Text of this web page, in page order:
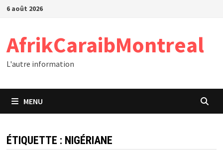
Passer
6 août 2026
AfrikCaraibMontreal
L'autre information
MENU
ÉTIQUETTE : NIGÉRIANE